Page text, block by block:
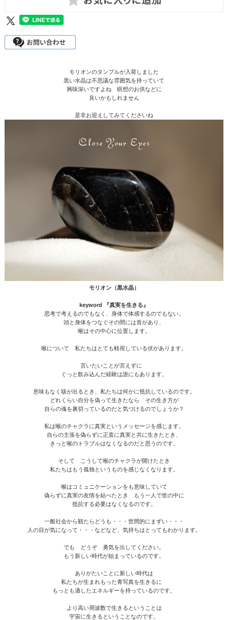
モリオンのタンブルが入荷しました
黒い水晶は不思議な雰囲気を持っていて
興味深いですよね 瞑想のお供などに
良いかもしれません
是非お迎えしてみてくださいね
モリオン（黒水晶）
keyword 『真実を生きる』
思考で考えるのでもなく、身体で体感するのでもない。
頭と身体をつなぐその間には首があり、
喉はその中心に位置します。
喉について 私たちはとても軽視している伏があります。
言いたいことが言えずに
ぐっと飲み込んだ経験は誰にもあります。
意味もなく咳が出るとき、私たちは何かに抵抗しているのです。
どれくらい自分を偽って生きたなら その生き方が
自らの魂を裏切っているのだと気づけるのでしょうか？
私は喉のチャクラに真実というメッセージを感じます。
自らの主張を偽らずに正直に真実と共に生きたとき、
きっと喉のトラブルはなくなるのだと思うのです。
そして こうして喉のチャクラが開けたとき
私たちはもう孤独というものを感じなくなります。
喉はコミュニケーションをも意味していて
偽らずに真実の友情を結べたとき もう一人で世の中に
抵抗する必要はなくなるのです。
一般社会から観たらどうも・・・世間的にまずい・・・
人の目が気になって・・・などなど、気持ちはとってもわかります。
でも どうぞ 勇気を出してください。
もう新しい時代が始まっているのです。
ありがたいことに新しい時代は
私たちが生まれもった青写真を生きるに
もっとも適したエネルギーを持っているのです。
より高い周波数で生きるということは
宇宙に生きるということなのです。